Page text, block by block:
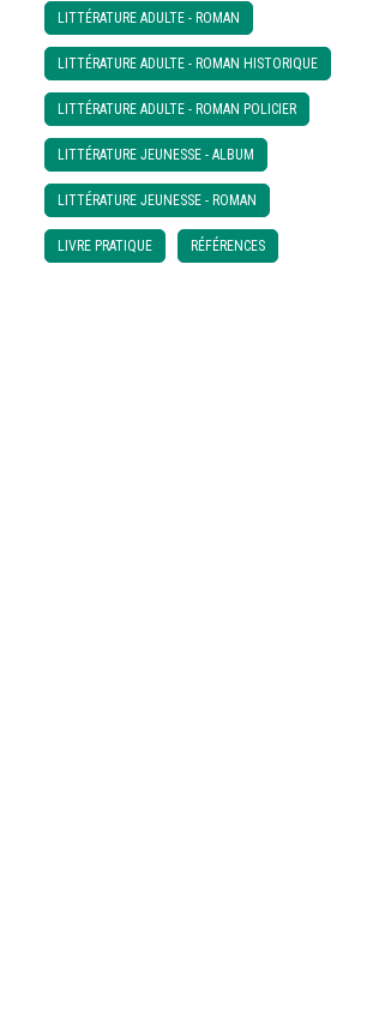
LITTÉRATURE ADULTE - ROMAN
LITTÉRATURE ADULTE - ROMAN HISTORIQUE
LITTÉRATURE ADULTE - ROMAN POLICIER
LITTÉRATURE JEUNESSE - ALBUM
LITTÉRATURE JEUNESSE - ROMAN
LIVRE PRATIQUE RÉFÉRENCES